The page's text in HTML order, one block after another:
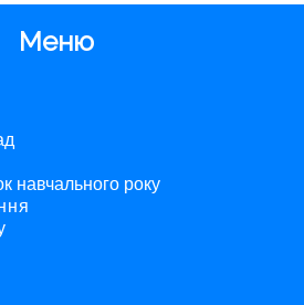
Меню
навчального року